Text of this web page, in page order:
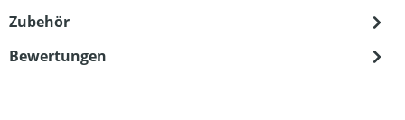
Zubehör
Bewertungen